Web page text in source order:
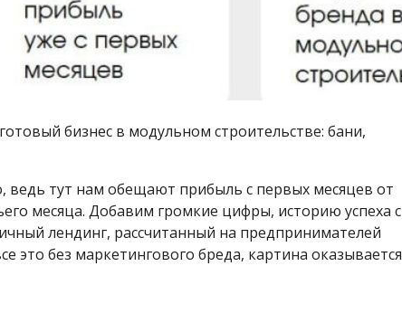
бизнес в модульном строительстве: бани,
тут нам обещают прибыль с первых месяцев от
месяца. Добавим громкие цифры, историю успеха с
лендинг, рассчитанный на предпринимателей
это без маркетингового бреда, картина оказывается